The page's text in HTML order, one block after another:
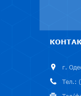
г.
Тел.: